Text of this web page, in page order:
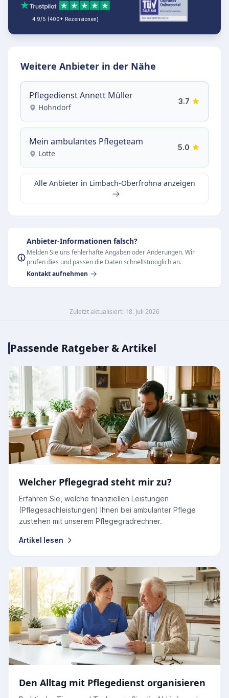
4.9/5 (400+ Rezensionen)
Weitere Anbieter in der Nähe
Pflegedienst Annett Müller
Hohndorf
3.7
Mein ambulantes Pflegeteam
Lotte
5.0
Alle Anbieter in Limbach-Oberfrohna anzeigen
Anbieter-Informationen falsch?
Melden Sie uns fehlerhafte Angaben oder Änderungen. Wir
prüfen dies und passen die Daten schnellstmöglich an.
Kontakt aufnehmen
Zuletzt aktualisiert: 18. Juli 2026
Passende Ratgeber & Artikel
Welcher Pflegegrad steht mir zu?
Erfahren Sie, welche finanziellen Leistungen
(Pflegesachleistungen) Ihnen bei ambulanter Pflege
zustehen mit unserem Pflegegradrechner.
Artikel lesen
Den Alltag mit Pflegedienst organisieren